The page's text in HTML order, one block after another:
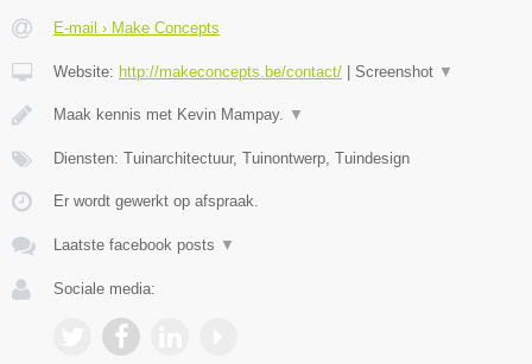
E-mail › Make Concepts
Website: http://makeconcepts.be/contact/ | Screenshot ▼
Maak kennis met Kevin Mampay. ▼
Diensten: Tuinarchitectuur, Tuinontwerp, Tuindesign
Er wordt gewerkt op afspraak.
Laatste facebook posts ▼
Sociale media: